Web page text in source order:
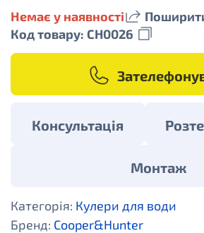
Немає у наявності
Код товару: CH0026
Консультація
Монтаж
Категорія: Кулери для води
Бренд: Cooper&Hunter